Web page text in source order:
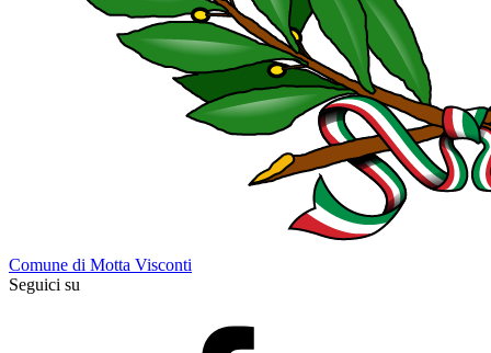
Comune di Motta Visconti
Seguici su